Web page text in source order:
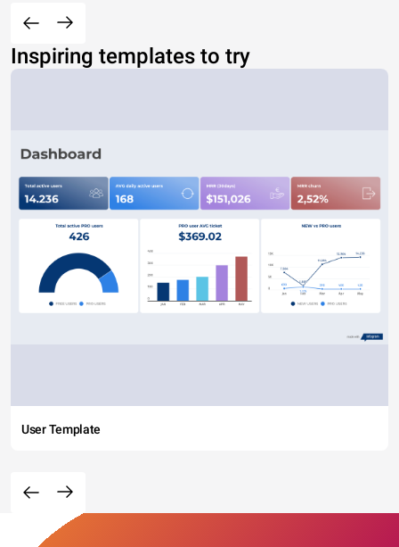
Inspiring templates to try
User Template